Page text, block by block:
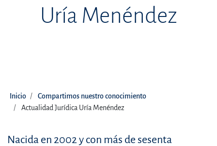
Uría Menéndez
Inicio
Compartimos nuestro conocimiento
Actualidad Jurídica Uría Menéndez
Nacida en 2002 y con más de sesenta